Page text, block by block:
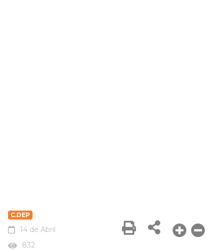
C.DEP
14 de Abril
832